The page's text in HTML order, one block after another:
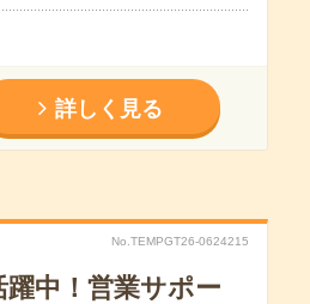
詳しく見る
No.TEMPGT26-0624215
中！営業サポー